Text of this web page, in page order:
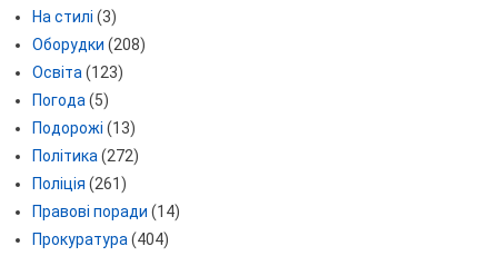
На стилі (3)
Оборудки (208)
Освіта(123)
Погода(5)
Подорожі (13)
Політика(272)
Поліція (261)
Правові поради (14)
Прокуратура(404)